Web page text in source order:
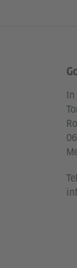
Service-